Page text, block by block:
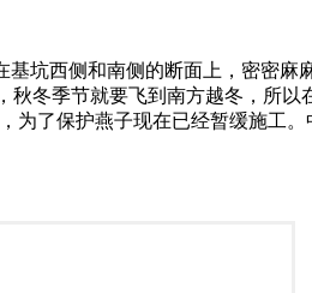
坑西侧和南侧的断面上，密密麻
冬季节就要飞到南方越冬，所以
为了保护燕子现在已经暂缓施工